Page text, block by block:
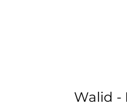
Walid -